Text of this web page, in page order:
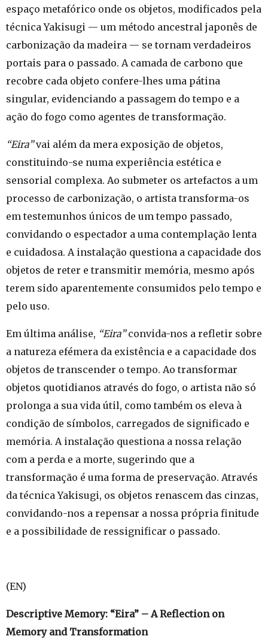
espaço metafórico onde os objetos, modificados pela
técnica Yakisugi — um método ancestral japonês de
carbonização da madeira — se tornam verdadeiros
portais para o passado. A camada de carbono que
recobre cada objeto confere-lhes uma pátina
singular, evidenciando a passagem do tempo e a
ação do fogo como agentes de transformação.
“Eira”vai além da mera exposição de objetos,
constituindo-se numa experiência estética e
sensorial complexa. Ao submeter os artefactos a um
processo de carbonização, o artista transforma-os
em testemunhos únicos de um tempo passado,
convidando o espectador a uma contemplação lenta
e cuidadosa. A instalação questiona a capacidade dos
objetos de reter e transmitir memória, mesmo após
terem sido aparentemente consumidos pelo tempo e
pelo uso.
Em última análise, “Eira”convida-nos a refletir sobre
a natureza efémera da existência e a capacidade dos
objetos de transcender o tempo. Ao transformar
objetos quotidianos através do fogo, o artista não só
prolonga a sua vida útil, como também os eleva à
condição de símbolos, carregados de significado e
memória. A instalação questiona a nossa relação
com a perda e a morte, sugerindo que a
transformação é uma forma de preservação. Através
da técnica Yakisugi, os objetos renascem das cinzas,
convidando-nos a repensar a nossa própria finitude
e a possibilidade de ressignificar o passado.
(EN)
Descriptive Memory: “Eira” – A Reflection on
Memory and Transformation